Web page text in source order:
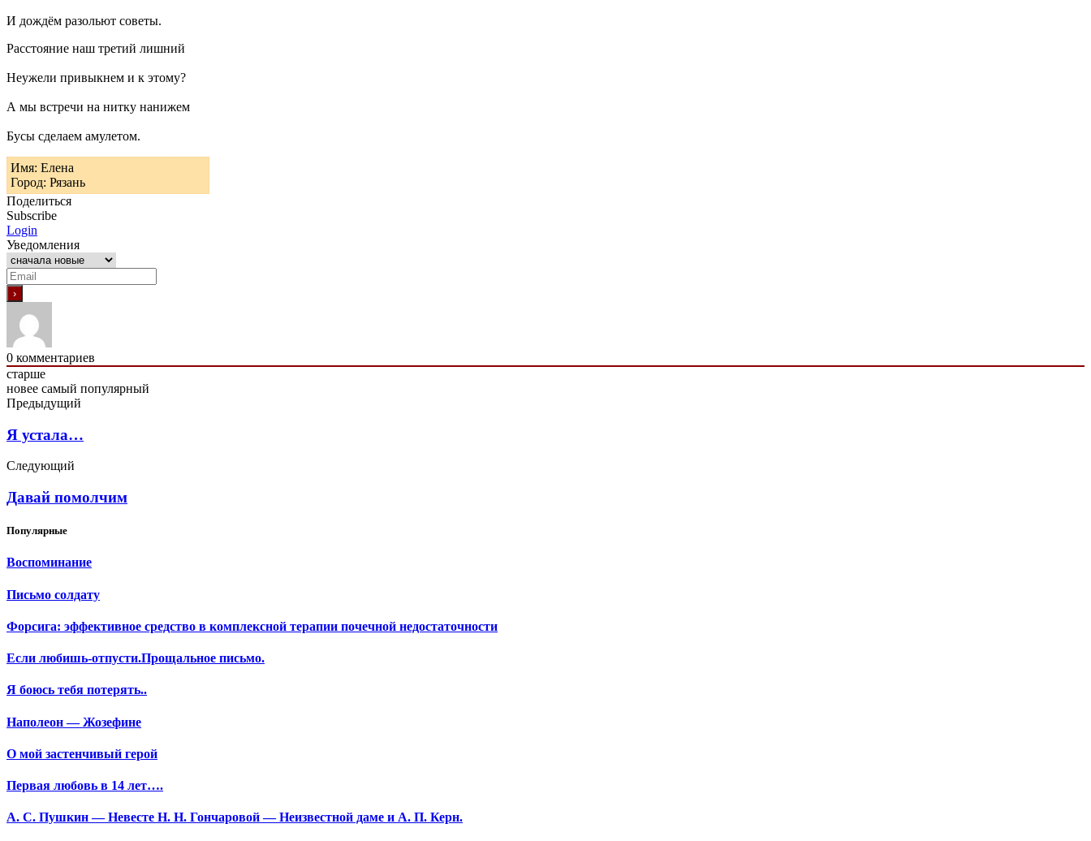
И дождём разольют советы.
Расстояние наш третий лишний
Неужели привыкнем и к этому?
А мы встречи на нитку нанижем
Бусы сделаем амулетом.
Имя: Елена
Город: Рязань
Поделиться
Subscribe
Login
Уведомления
0 комментариев
старше
новее самый популярный
Предыдущий
Я устала…
Следующий
Давай помолчим
Популярные
Воспоминание
Письмо солдату
Форсига: эффективное средство в комплексной терапии почечной недостаточности
Если любишь-отпусти.Прощальное письмо.
Я боюсь тебя потерять..
Наполеон — Жозефине
О мой застенчивый герой
Первая любовь в 14 лет….
А. С. Пушкин — Невесте Н. Н. Гончаровой — Неизвестной даме и А. П. Керн.